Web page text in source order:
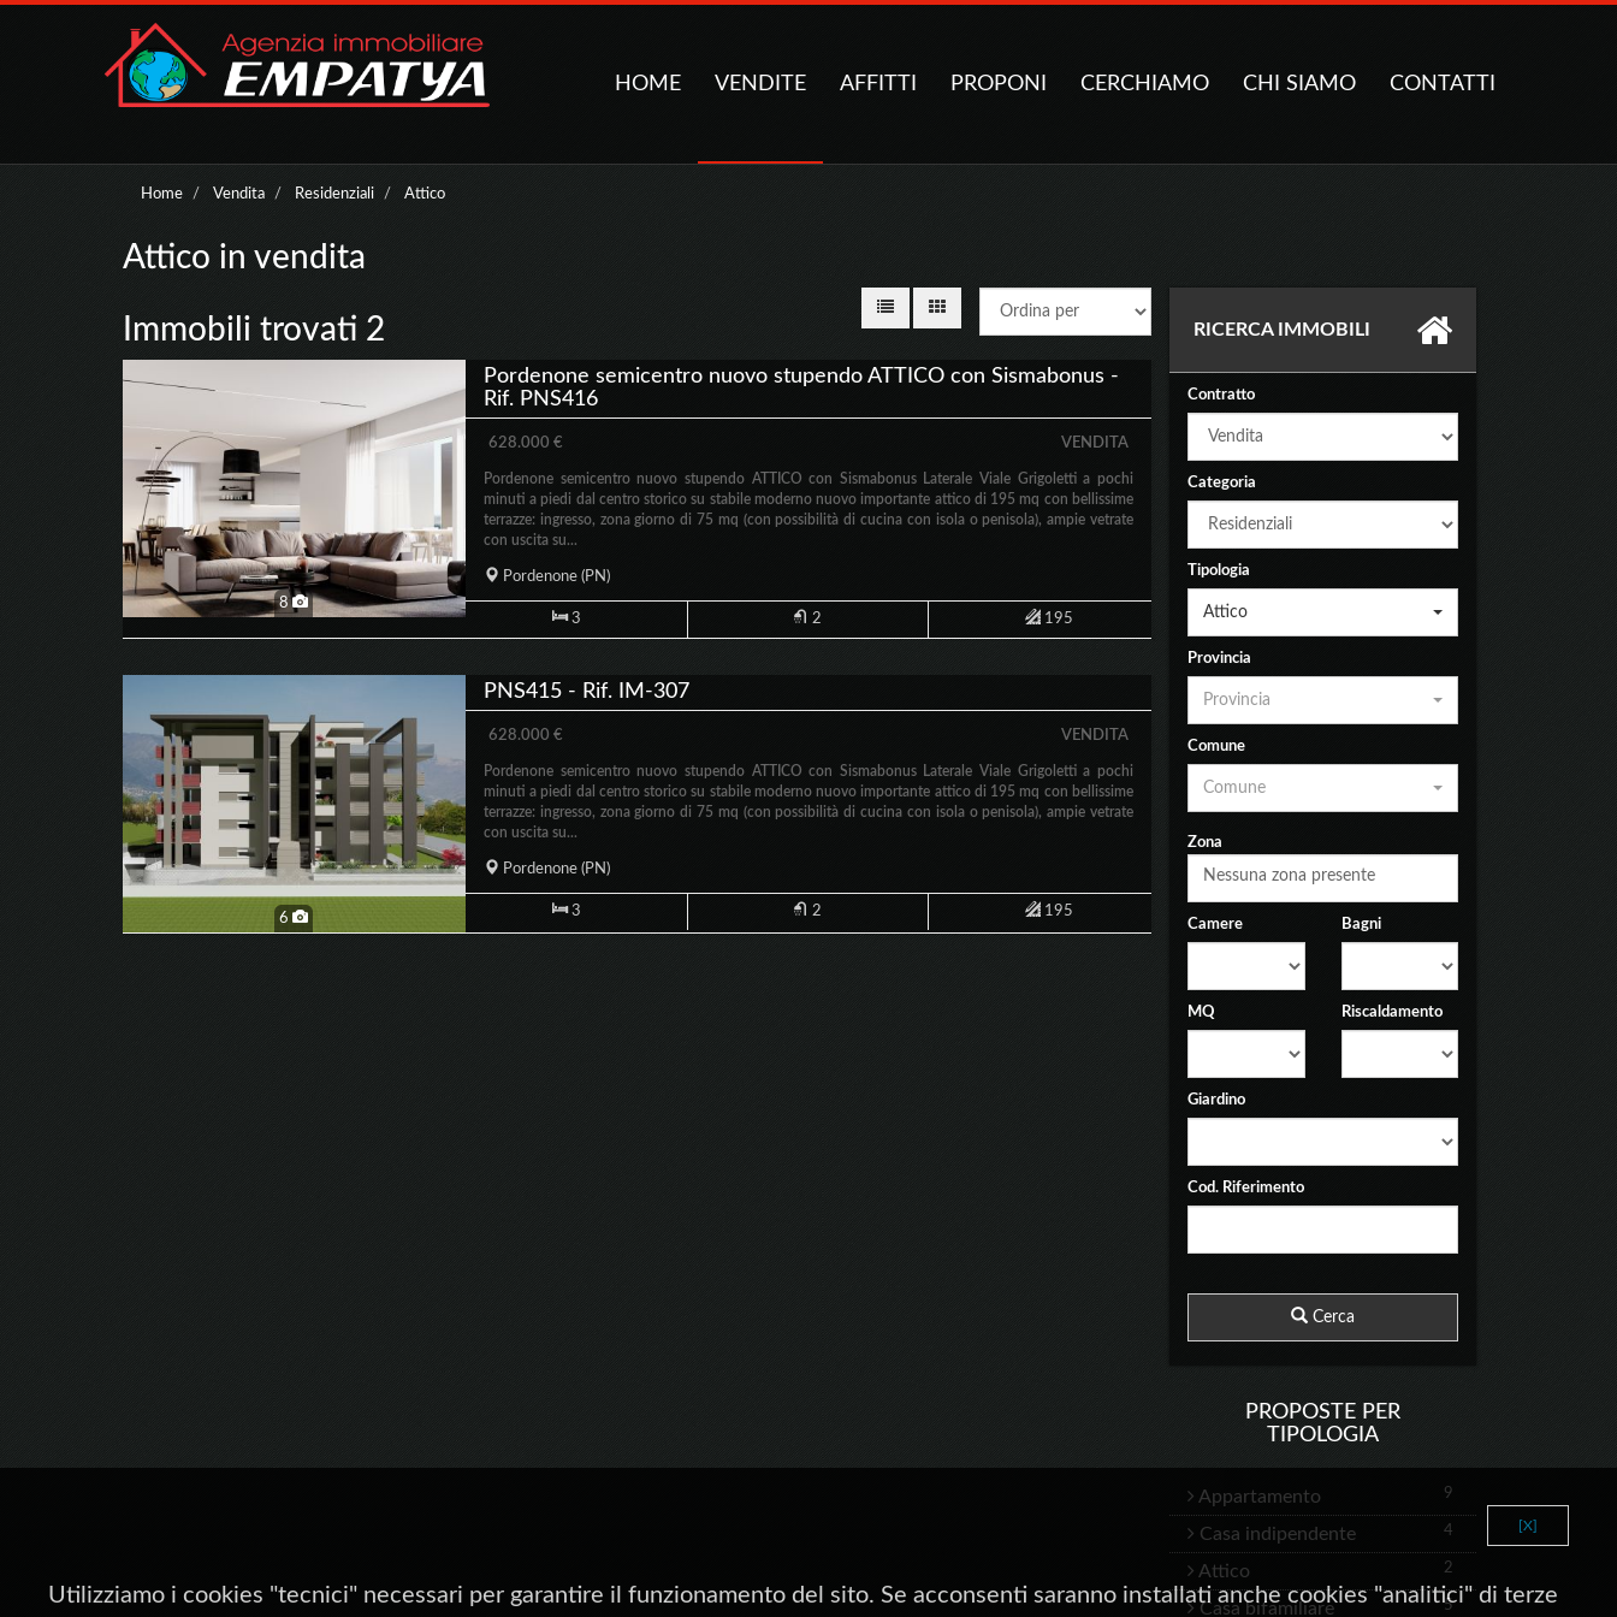
HOME VENDITE AFFITTI PROPONI CERCHIAMO CHI SIAMO CONTATTI
Home Vendita Residenziali Attico
Attico in vendita
Immobili trovati 2
8
Pordenone semicentro nuovo stupendo ATTICO con Sismabonus -
Rif. PNS416
628.000 € VENDITA
Pordenone semicentro nuovo stupendo ATTICO con Sismabonus Laterale Viale Grigoletti a pochi
minuti a piedi dal centro storico su stabile moderno nuovo importante attico di 195 mq con bellissime
terrazze: ingresso, zona giorno di 75 mq (con possibilità di cucina con isola o penisola), ampie vetrate
con uscita su...
Pordenone(PN)
3 2 195
6
PNS415 - Rif. IM-307
628.000 € VENDITA
Pordenone semicentro nuovo stupendo ATTICO con Sismabonus Laterale Viale Grigoletti a pochi
minuti a piedi dal centro storico su stabile moderno nuovo importante attico di 195 mq con bellissime
terrazze: ingresso, zona giorno di 75 mq (con possibilità di cucina con isola o penisola), ampie vetrate
con uscita su...
Pordenone(PN)
3 2 195
RICERCA IMMOBILI
Contratto
Categoria
Tipologia
Attico
Provincia
Provincia
Comune
Comune
Zona
Nessuna zona presente
Camere Bagni
MQ Riscaldamento
Giardino
Cod. Riferimento
Cerca
PROPOSTE PER
TIPOLOGIA
Appartamento 9
Casa indipendente 4
Attico 2
Casa bifamiliare 5
[X]
Utilizziamo i cookies "tecnici" necessari per garantire il funzionamento del sito. Se acconsenti saranno installati anche cookies "analitici" di terze